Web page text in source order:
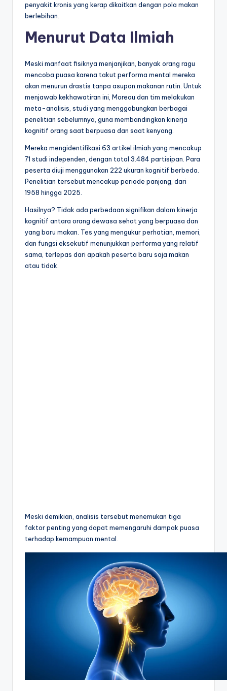
penyakit kronis yang kerap dikaitkan dengan pola makan
berlebihan.
Menurut Data Ilmiah
Meski manfaat fisiknya menjanjikan, banyak orang ragu
mencoba puasa karena takut performa mental mereka
akan menurun drastis tanpa asupan makanan rutin. Untuk
menjawab kekhawatiran ini, Moreau dan tim melakukan
meta-analisis, studi yang menggabungkan berbagai
penelitian sebelumnya, guna membandingkan kinerja
kognitif orang saat berpuasa dan saat kenyang.
Mereka mengidentifikasi 63 artikel ilmiah yang mencakup
71 studi independen, dengan total 3.484 partisipan. Para
peserta diuji menggunakan 222 ukuran kognitif berbeda.
Penelitian tersebut mencakup periode panjang, dari
1958 hingga 2025.
Hasilnya? Tidak ada perbedaan signifikan dalam kinerja
kognitif antara orang dewasa sehat yang berpuasa dan
yang baru makan. Tes yang mengukur perhatian, memori,
dan fungsi eksekutif menunjukkan performa yang relatif
sama, terlepas dari apakah peserta baru saja makan
atau tidak.
Meski demikian, analisis tersebut menemukan tiga
faktor penting yang dapat memengaruhi dampak puasa
terhadap kemampuan mental.